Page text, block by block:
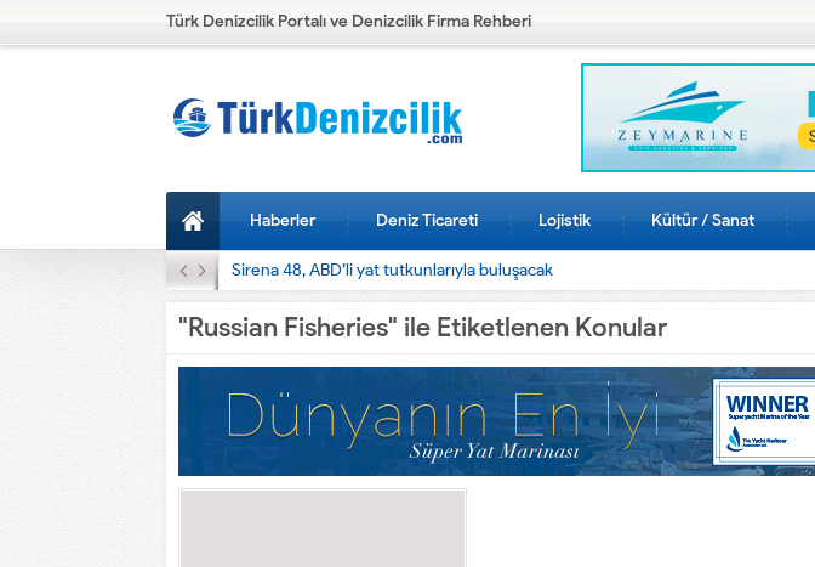
Türk Denizcilik Portalı ve Denizcilik Firma Rehberi
Haberler Deniz Ticareti Lojistik Kültür / Sanat
Sirena 48, ABD’li yat tutkunlarıyla buluşacak
"Russian Fisheries" ile Etiketlenen Konular